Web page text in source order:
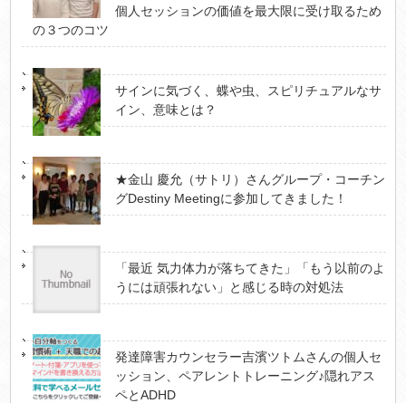
個人セッションの価値を最大限に受け取るため
の３つのコツ
サインに気づく、蝶や虫、スピリチュアルなサ
イン、意味とは？
★金山 慶允（サトリ）さんグループ・コーチン
グDestiny Meetingに参加してきました！
「最近 気力体力が落ちてきた」「もう以前のよ
うには頑張れない」と感じる時の対処法
発達障害カウンセラー吉濱ツトムさんの個人セ
ッション、ペアレントトレーニング♪隠れアス
ペとADHD